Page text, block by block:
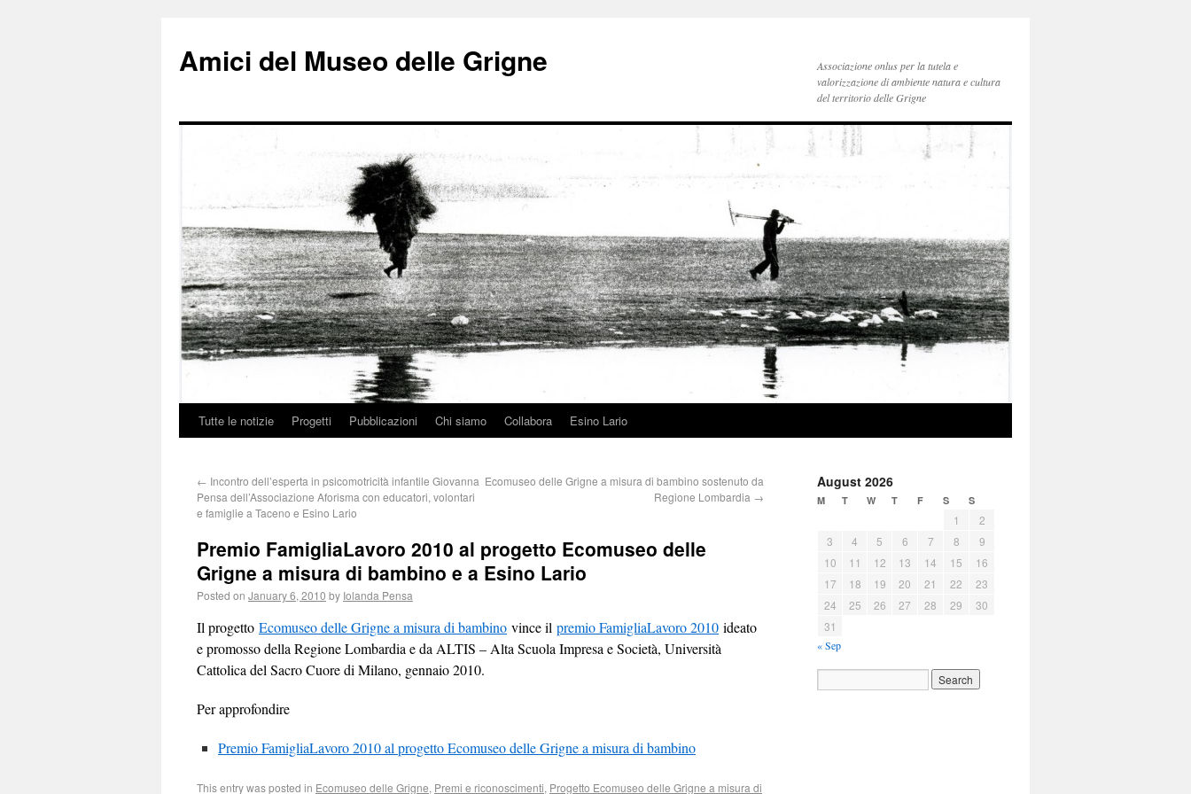
Amici del Museo delle Grigne
Associazione onlus per la tutela e
valorizzazione di ambiente natura e cultura
del territorio delle Grigne
Tutte le notizie Progetti Pubblicazioni Chi siamo Collabora Esino Lario
← Incontro dell’esperta in psicomotricità infantile Giovanna
Pensa dell’Associazione Aforisma con educatori, volontari
e famiglie a Taceno e Esino Lario
Ecomuseo delle Grigne a misura di bambino sostenuto da
Regione Lombardia →
Premio FamigliaLavoro 2010 al progetto Ecomuseo delle
Grigne a misura di bambino e a Esino Lario
Posted on January 6, 2010 by Iolanda Pensa
Il progetto Ecomuseo delle Grigne a misura di bambino vince il premio FamigliaLavoro 2010 ideato
e promosso della Regione Lombardia e da ALTIS – Alta Scuola Impresa e Società, Università
Cattolica del Sacro Cuore di Milano, gennaio 2010.
Per approfondire
Premio FamigliaLavoro 2010 al progetto Ecomuseo delle Grigne a misura di bambino
This entry was posted in Ecomuseo delle Grigne, Premi e riconoscimenti, Progetto Ecomuseo delle Grigne a misura di
August 2026
M T W T F S S
1
2
3
4 5 6 7 8
9
10
11 12 13 14 15
16
17
18 19 20 21 22
23
24
25 26 27 28 29
30
31
« Sep